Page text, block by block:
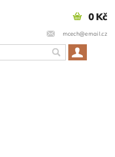
mcech@email.cz
0 Kč